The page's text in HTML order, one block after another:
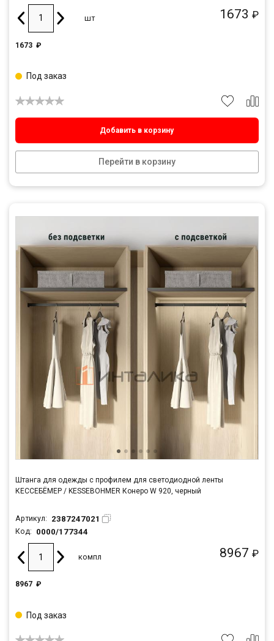
1673 ₽
шт
1673 ₽
Добавить в корзину
Перейти в корзину
Под заказ
Штанга для одежды с профилем для светодиодной ленты
КЕССЕБЁМЕР / KESSEBOHMER Конеро W 920, черный
Артикул: 2387247021
Код: 0000/177344
8967 ₽
компл
8967 ₽
Под заказ